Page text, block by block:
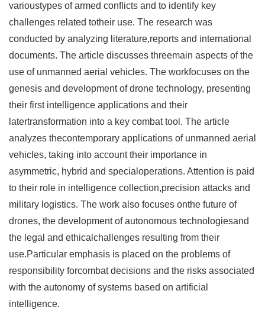
varioustypes of armed conflicts and to identify key
challenges related totheir use. The research was
conducted by analyzing literature,reports and international
documents. The article discusses threemain aspects of the
use of unmanned aerial vehicles. The workfocuses on the
genesis and development of drone technology, presenting
their first intelligence applications and their
latertransformation into a key combat tool. The article
analyzes thecontemporary applications of unmanned aerial
vehicles, taking into account their importance in
asymmetric, hybrid and specialoperations. Attention is paid
to their role in intelligence collection,precision attacks and
military logistics. The work also focuses onthe future of
drones, the development of autonomous technologiesand
the legal and ethicalchallenges resulting from their
use.Particular emphasis is placed on the problems of
responsibility forcombat decisions and the risks associated
with the autonomy of systems based on artificial
intelligence.